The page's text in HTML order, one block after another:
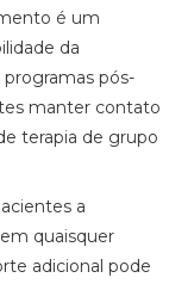
é um
da
pós-
manter contato
terapia de grupo
a
quaisquer
adicional pode